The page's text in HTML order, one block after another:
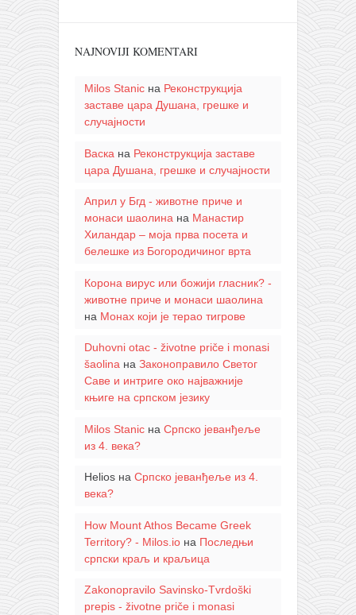
NAJNOVIJI KOMENTARI
Milos Stanicна Реконструкција
заставе цара Душана, грешке и
случајности
Васка на Реконструкција заставе
цара Душана, грешке и случајности
Април у Бгд - животне приче и
монаси шаолинана Манастир
Хиландар – моја прва посета и
белешке из Богородичиног врта
Корона вирус или божији гласник? -
животне приче и монаси шаолина
на Монах који је терао тигрове
Duhovni otac - životne priče i monasi
šaolinaна Законоправило Светог
Саве и интриге око најважније
књиге на српском језику
Milos Stanicна Српско јеванђеље
из 4. века?
Heliosна Српско јеванђеље из 4.
века?
How Mount Athos Became Greek
Territory? - Milos.ioна Последњи
српски краљ и краљица
Zakonopravilo Savinsko-Tvrdoški
prepis - životne priče i monasi